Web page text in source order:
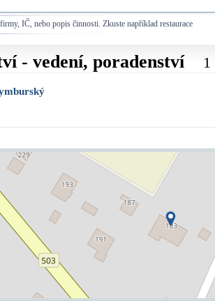
IČ, nebo popis činnosti. Zkuste například restaurace
- vedení, poradenství